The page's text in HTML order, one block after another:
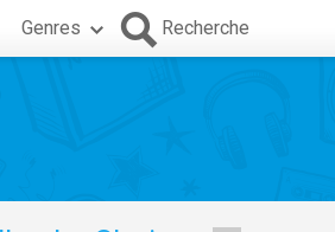
Genres Recherche